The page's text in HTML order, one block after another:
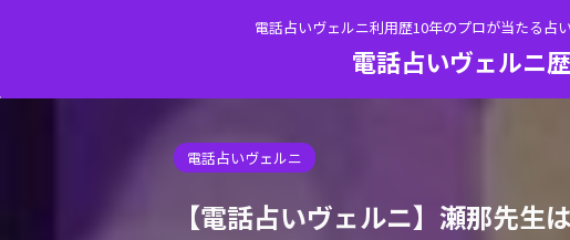
電話占いヴェルニ利用歴10年のプロが当たる占
電話占いヴェルニ
電話占いヴェルニ
【電話占いヴェルニ】瀬那先